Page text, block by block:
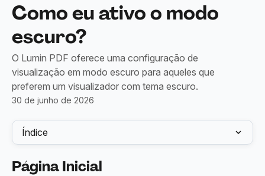
Como eu ativo o modo
escuro?
O Lumin PDF oferece uma configuração de
visualização em modo escuro para aqueles que
preferem um visualizador com tema escuro.
30 de junho de 2026
Índice
Página Inicial